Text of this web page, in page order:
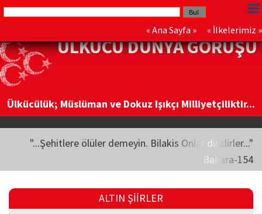
« Ana Sayfa » « İlkelerimiz »
ÜLKÜCÜ DÜNYA GÖRÜŞÜ
Ülkücülük; Müslüman ve Dokuz Işıkçı Milliyetçiliktir...
"...Şehitlere ölüler demeyin. Bilakis Onlar diridirler..."
Bakara-154
ALTIN ŞİİRLER